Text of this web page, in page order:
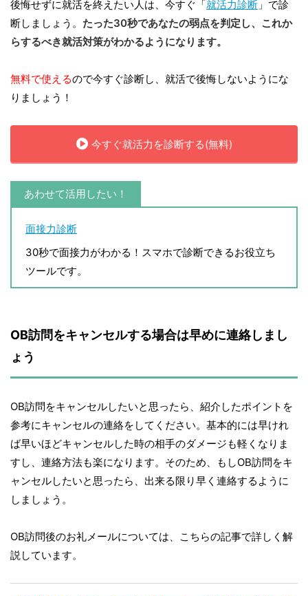
後悔せずに就活を終えたい人は、今すぐ「就活力診断 」で診
断しましょう。 たった30秒であなたの弱点を判定し、これか
らするべき就活対策がわかるようになります。
無料で使えるので今すぐ診断し、就活で後悔しないようにな
りましょう！
今すぐ就活力を診断する(無料)
あわせて活用したい！
面接力診断
30秒で面接力がわかる！スマホで診断できるお役立ち
ツールです。
OB訪問をキャンセルする場合は早めに連絡しまし
ょう
OB訪問をキャンセルしたいと思ったら、紹介したポイントを
参考にキャンセルの連絡をしてください。基本的には早けれ
ば早いほどキャンセルした時の相手のダメージも軽くなりま
すし、連絡方法も楽になります。そのため、もしOB訪問をキ
ャンセルしたいと思ったら、出来る限り早く連絡するように
しましょう。
OB訪問後のお礼メールについては、こちらの記事で詳しく解
説しています。